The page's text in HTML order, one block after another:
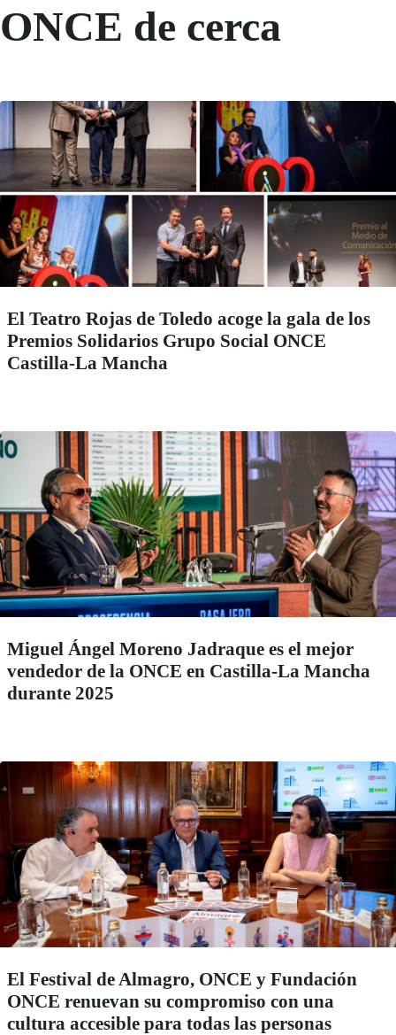
ONCE de cerca
El Teatro Rojas de Toledo acoge la gala de los
Premios Solidarios Grupo Social ONCE
Castilla-La Mancha
Miguel Ángel Moreno Jadraque es el mejor
vendedor de la ONCE en Castilla-La Mancha
durante 2025
El Festival de Almagro, ONCE y Fundación
ONCE renuevan su compromiso con una
cultura accesible para todas las personas